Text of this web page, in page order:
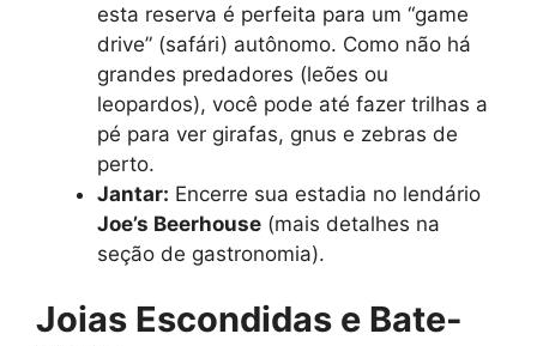
esta reserva é perfeita para um “game
drive” (safári) autônomo. Como não há
grandes predadores (leões ou
leopardos), você pode até fazer trilhas a
pé para ver girafas, gnus e zebras de
perto.
Jantar: Encerre sua estadia no lendário
Joe’s Beerhouse (mais detalhes na
seção de gastronomia).
Joias Escondidas e Bate-